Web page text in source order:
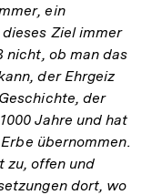
ein
Ziel immer
nicht, ob man das
der Ehrgeiz
der
Jahre und hat
übernommen.
zu, offen und
dort, wo